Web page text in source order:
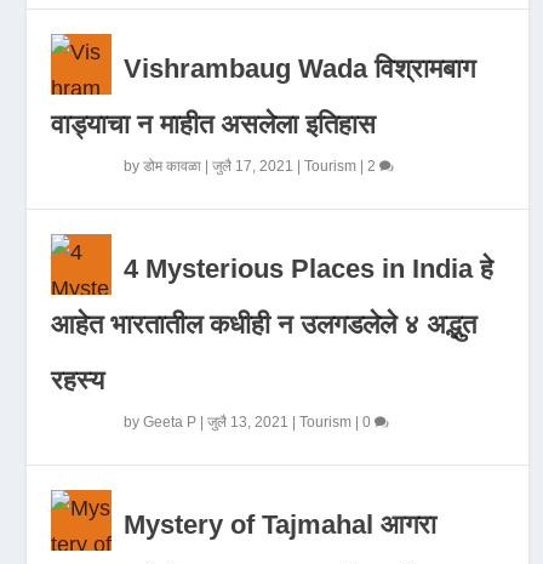
Vishrambaug Wada विश्रामबाग
वाड्याचा न माहीत असलेला इतिहास
byडोम कावळा |जुलै 17, 2021 |Tourism |2
4 Mysterious Places in India हे
आहेत भारतातील कधीही न उलगडलेले ४ अद्भुत
रहस्य
byGeeta P |जुलै 13, 2021 |Tourism |0
Mystery of Tajmahal आगरा